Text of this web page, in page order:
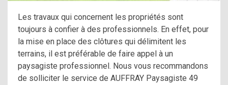
Les travaux qui concernent les propriétés sont
toujours à confier à des professionnels. En effet, pour
la mise en place des clôtures qui délimitent les
terrains, il est préférable de faire appel à un
paysagiste professionnel. Nous vous recommandons
de solliciter le service de AUFFRAY Paysagiste 49